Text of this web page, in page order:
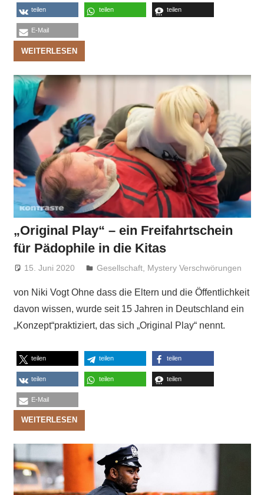
teilen teilen teilen
E-Mail
WEITERLESEN
„Original Play“ – ein Freifahrtschein
für Pädophile in die Kitas
15. Juni 2020 Niki Vogt
Gesellschaft Mystery Verschwörungen
von Niki Vogt Ohne dass die Eltern und die Öffentlichkeit
davon wissen, wurde seit 15 Jahren in Deutschland ein
„Konzept“praktiziert, das sich „Original Play“ nennt.
teilen teilen teilen
teilen teilen teilen
E-Mail
WEITERLESEN